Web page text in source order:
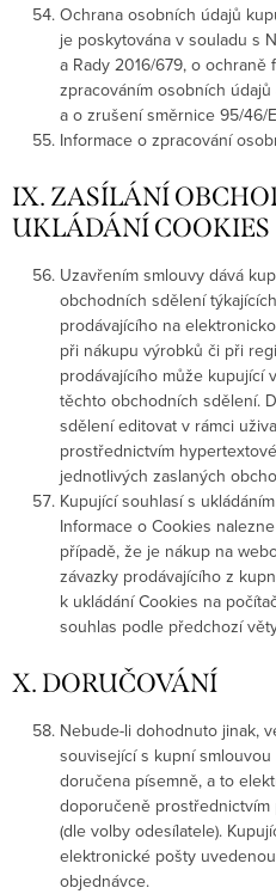
Ochrana osobních údajů
je poskytována v souladu s
a Rady 2016/679, o
zpracováním osobních
a o zrušení směrnice 95/46/
Informace o zpracování
IX. ZASÍLÁNÍ
UKLÁDÁNÍ COOKIES
Uzavřením smlouvy dává
obchodních sdělení
prodávajícího na
při nákupu výrobků či při
prodávajícího může kupující
těchto obchodních sdělení.
sdělení editovat v rámci
prostřednictvím
jednotlivých zaslaných
Kupující souhlasí s
Informace o Cookies
případě, že je nákup na
závazky prodávajícího z
k ukládání Cookies na
souhlas podle předchozí
X. DORUČOVÁNÍ
Nebude-li dohodnuto jinak,
související s kupní
doručena písemně, a to
doporučeně
(dle volby odesílatele).
elektronické pošty
objednávce.